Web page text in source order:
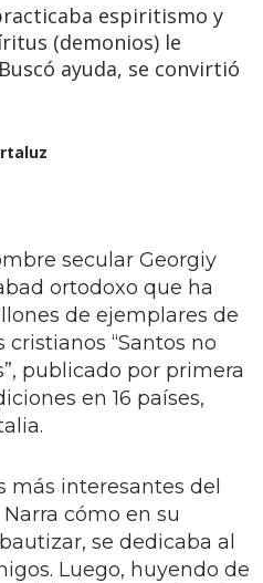
espiritismo y
(demonios) le
ayuda, se convirtió
secular Georgiy
ortodoxo que ha
de ejemplares de
“Santos no
publicado por primera
en 16 países,
más interesantes del
cómo en su
se dedicaba al
Luego, huyendo de